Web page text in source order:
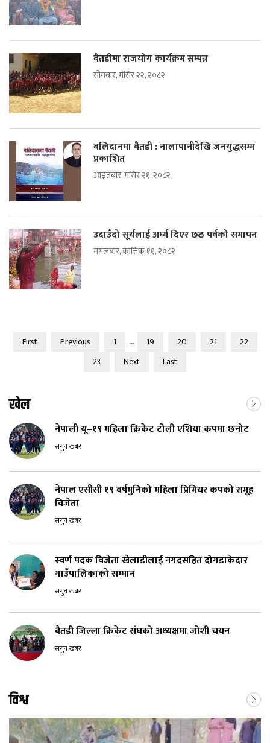
बैतडीमा राजयोग कार्यक्रम सम्पन्न
सोमबार, मंसिर २२, २०८२
बलिदानमा बैतडी : नालापानीदेखि जनयुद्धसम्म
प्रकाशित
आइतबार, मंसिर २१, २०८२
उदाउँदो सूर्यलाई अर्घ्य दिएर छठ पर्वको समापन
मंगलबार, कात्तिक ११, २०८२
First Previous 1 ... 19 20 21
22
23
Next Last
खेल
नेपाली यू–१९ महिला क्रिकेट टोली एशिया कपमा छनोट
सगुन खबर
नेपाल एसीसी १९ वर्षमुनिको महिला प्रिमियर कपको समूह
विजेता
सगुन खबर
स्वर्ण पदक विजेता खेलाडीलाई नगदसहित दोगडाकेदार
गाउँपालिकाको सम्मान
सगुन खबर
बैतडी जिल्ला क्रिकेट संघको अध्यक्षमा जोशी चयन
सगुन खबर
विश्व